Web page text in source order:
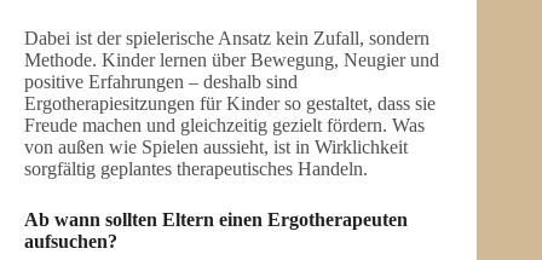
Dabei ist der spielerische Ansatz kein Zufall, sondern
Methode. Kinder lernen über Bewegung, Neugier und
positive Erfahrungen – deshalb sind
Ergotherapiesitzungen für Kinder so gestaltet, dass sie
Freude machen und gleichzeitig gezielt fördern. Was
von außen wie Spielen aussieht, ist in Wirklichkeit
sorgfältig geplantes therapeutisches Handeln.
Ab wann sollten Eltern einen Ergotherapeuten
aufsuchen?